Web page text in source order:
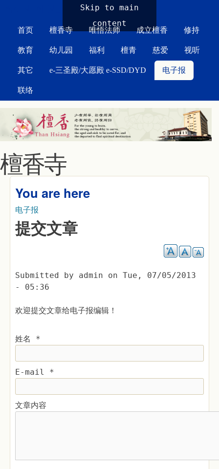
Skip to main
content
首页 檀香寺 唯悟法师 成立檀香 修持
教育 幼儿园 福利 檀青 慈爱 视听
其它 e-三圣殿/大愿殿 e-SSD/DYD 电子报
联络
檀香寺
You are here
电子报
提交文章
Submitted by admin on Tue, 07/05/2013
- 05:36
欢迎提交文章给电子报编辑！
姓名 *
E-mail *
文章内容